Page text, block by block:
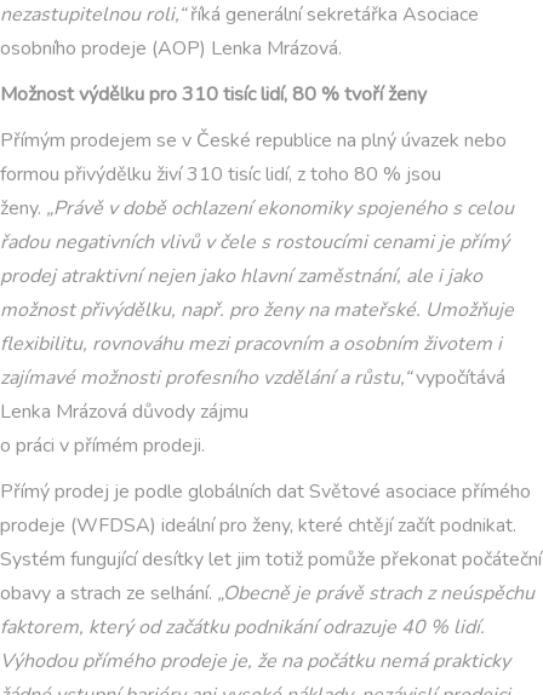
nezastupitelnou roli,“říká generální sekretářka Asociace
osobního prodeje (AOP) Lenka Mrázová.
Možnost výdělku pro 310 tisíc lidí, 80 % tvoří ženy
Přímým prodejem se v České republice na plný úvazek nebo
formou přivýdělku živí 310 tisíc lidí, z toho 80 % jsou
ženy. „Právě v době ochlazení ekonomiky spojeného s celou
řadou negativních vlivů v čele s rostoucími cenami je přímý
prodej atraktivní nejen jako hlavní zaměstnání, ale i jako
možnost přivýdělku, např. pro ženy na mateřské. Umožňuje
flexibilitu, rovnováhu mezi pracovním a osobním životem i
zajímavé možnosti profesního vzdělání a růstu,“vypočítává
Lenka Mrázová důvody zájmu
o práci v přímém prodeji.
Přímý prodej je podle globálních dat Světové asociace přímého
prodeje (WFDSA) ideální pro ženy, které chtějí začít podnikat.
Systém fungující desítky let jim totiž pomůže překonat počáteční
obavy a strach ze selhání. „Obecně je právě strach z neúspěchu
faktorem, který od začátku podnikání odrazuje 40 % lidí.
Výhodou přímého prodeje je, že na počátku nemá prakticky